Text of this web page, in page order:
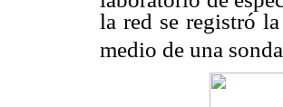
la red se registró
medio de una